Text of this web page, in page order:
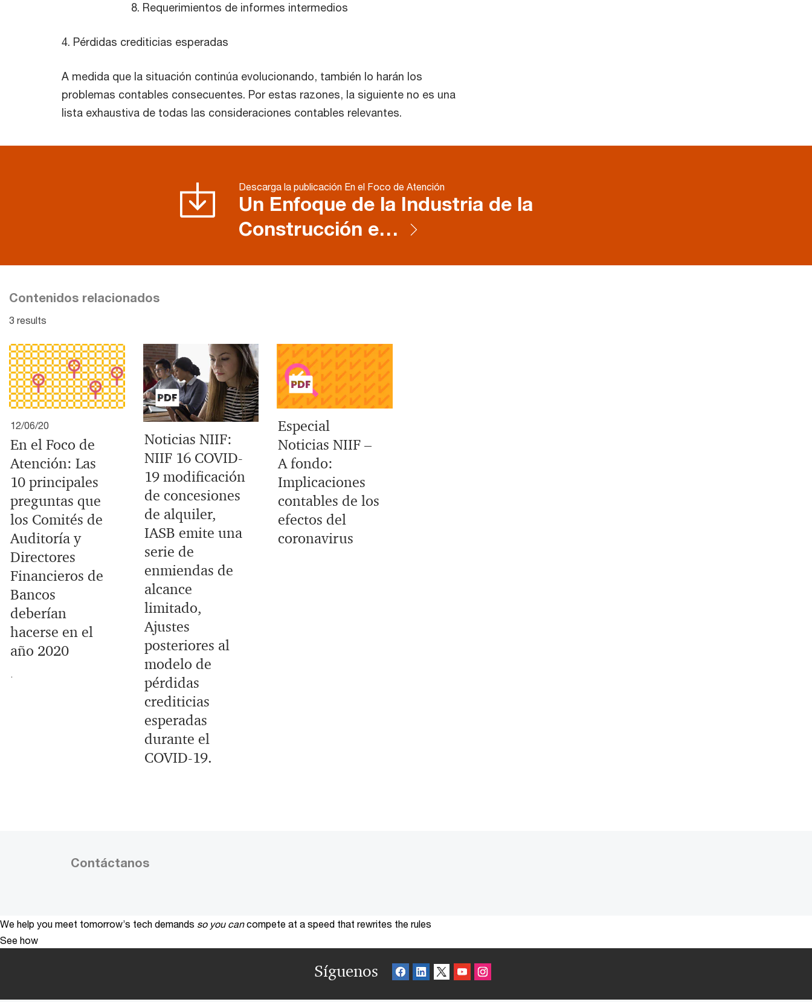
8. Requerimientos de informes intermedios
4. Pérdidas crediticias esperadas
A medida que la situación continúa evolucionando, también lo harán los
problemas contables consecuentes. Por estas razones, la siguiente no es una
lista exhaustiva de todas las consideraciones contables relevantes.
Descarga la publicación En el Foco de Atención
Un Enfoque de la Industria de la
Construcción e…
Contenidos relacionados
3 results
12/06/20
En el Foco de
Atención: Las
10 principales
preguntas que
los Comités de
Auditoría y
Directores
Financieros de
Bancos
deberían
hacerse en el
año 2020
.
Noticias NIIF:
NIIF 16 COVID-
19 modificación
de concesiones
de alquiler,
IASB emite una
serie de
enmiendas de
alcance
limitado,
Ajustes
posteriores al
modelo de
pérdidas
crediticias
esperadas
durante el
COVID-19.
Especial
Noticias NIIF –
A fondo:
Implicaciones
contables de los
efectos del
coronavirus
Contáctanos
We help you meet tomorrow’s tech demands so you can compete at a speed that rewrites the rules
See how
Síguenos